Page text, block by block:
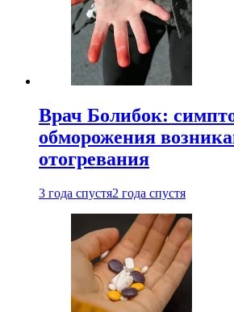
Врач Болибок:
обморожения
отогревания
3 года спустя2 года спустя